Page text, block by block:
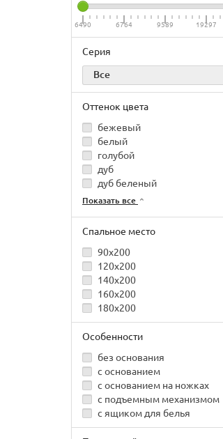
6490 6764 9589 19297
Серия
Все
Оттенок цвета
бежевый
белый
голубой
дуб
дуб беленый
Показать все
Спальное место
90x200
120x200
140x200
160x200
180x200
Особенности
без основания
с основанием
с основанием на ножках
с подъемным механизмом
с ящиком для белья